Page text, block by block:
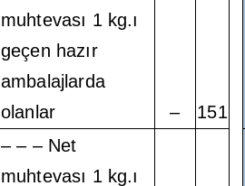
muhtevası 1 kg.ı
geçen hazır
ambalajlarda
olanlar
– 151
– – – Net
muhtevası 1 kg.ı